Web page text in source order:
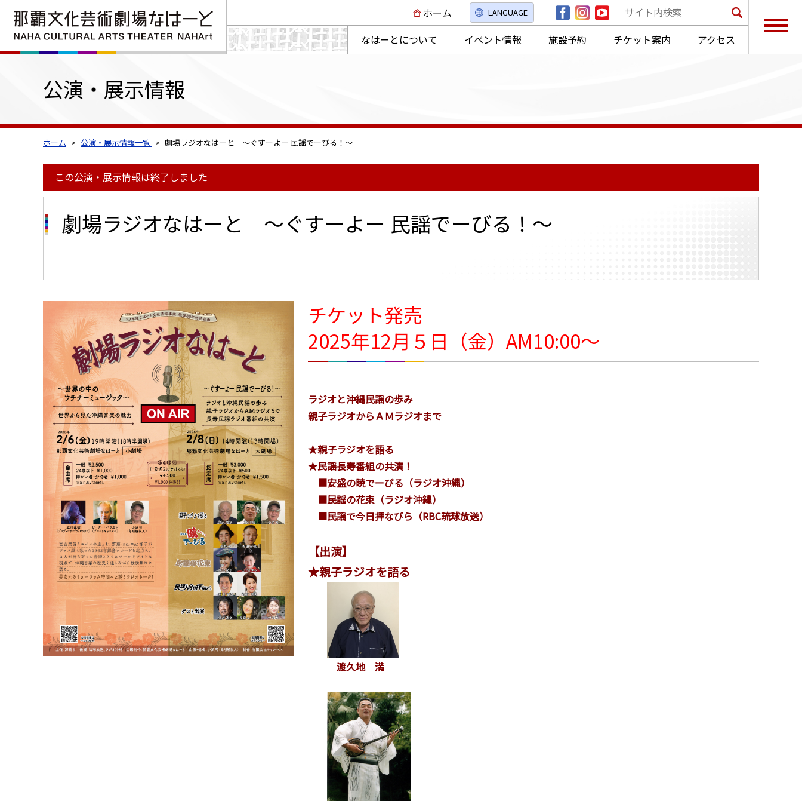
ホーム LANGUAGE
なはーとについて イベント情報 施設予約 チケット案内 アクセス
公演・展示情報
ホーム 公演・展示情報一覧 劇場ラジオなはーと ～ぐすーよー 民謡でーびる！～
この公演・展示情報は終了しました
劇場ラジオなはーと ～ぐすーよー 民謡でーびる！～
チケット発売
2025年12月５日（金）AM10:00～
ラジオと沖縄民謡の歩み
親子ラジオからＡＭラジオまで
★親子ラジオを語る
★民謡長寿番組の共演！
■安盛の暁でーびる（ラジオ沖縄）
■民謡の花束（ラジオ沖縄）
■民謡で今日拝なびら（RBC琉球放送）
【出演】
★親子ラジオを語る
渡久地 満